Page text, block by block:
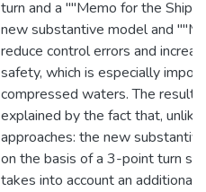
turn and a ""Memo for the Ship
new substantive model and
reduce control errors and
safety, which is especially
compressed waters. The
explained by the fact that,
approaches: the new
on the basis of a 3-point turn
takes into account an additional